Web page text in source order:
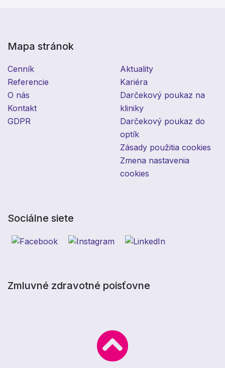
Mapa stránok
Cenník
Referencie
O nás
Kontakt
GDPR
Aktuality
Kariéra
Darčekový poukaz na
kliniky
Darčekový poukaz do
optík
Zásady použitia cookies
Zmena nastavenia
cookies
Sociálne siete
Zmluvné zdravotné poisťovne